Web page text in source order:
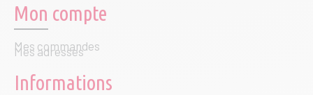
Mon compte
Mes commandes
Mes adresses
Informations